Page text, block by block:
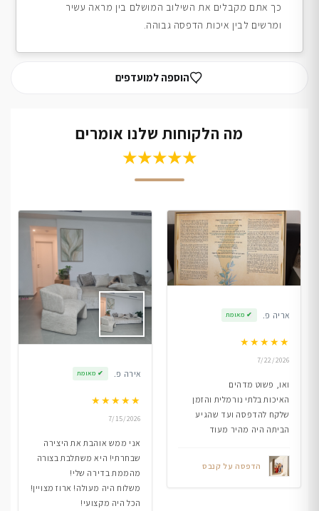
כך אתם מקבלים את השילוב המושלם בין מראה עשיר
ומרשים לבין איכות הדפסה גבוהה.
הוספה למועדפים
מה הלקוחות שלנו אומרים
★★★★★
אריה פ. ✔ מאומת
★★★★★
7/22/2026
ואו, פשוט מדהים
האיכות בלתי נורמלית והזמן
שלקח להדפסה ועד שהגיע
הביתה היה מהיר מעוד
הדפסה על קנבס
אירה פ. ✔ מאומת
★★★★★
7/15/2026
אני ממש אוהבת את היצירה
שבחרתי! היא משתלבת בצורה
מהממת בדירה שלי!
משלוח היה מעולה! ארוז מצויין!
הכל היה מקצועי!